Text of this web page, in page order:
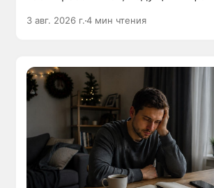
3 авг. 2026 г.4 мин чтения